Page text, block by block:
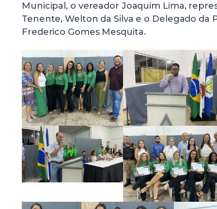
Municipal, o vereador Joaquim Lima,
Tenente, Welton da Silva e o Delegado da
Frederico Gomes Mesquita.